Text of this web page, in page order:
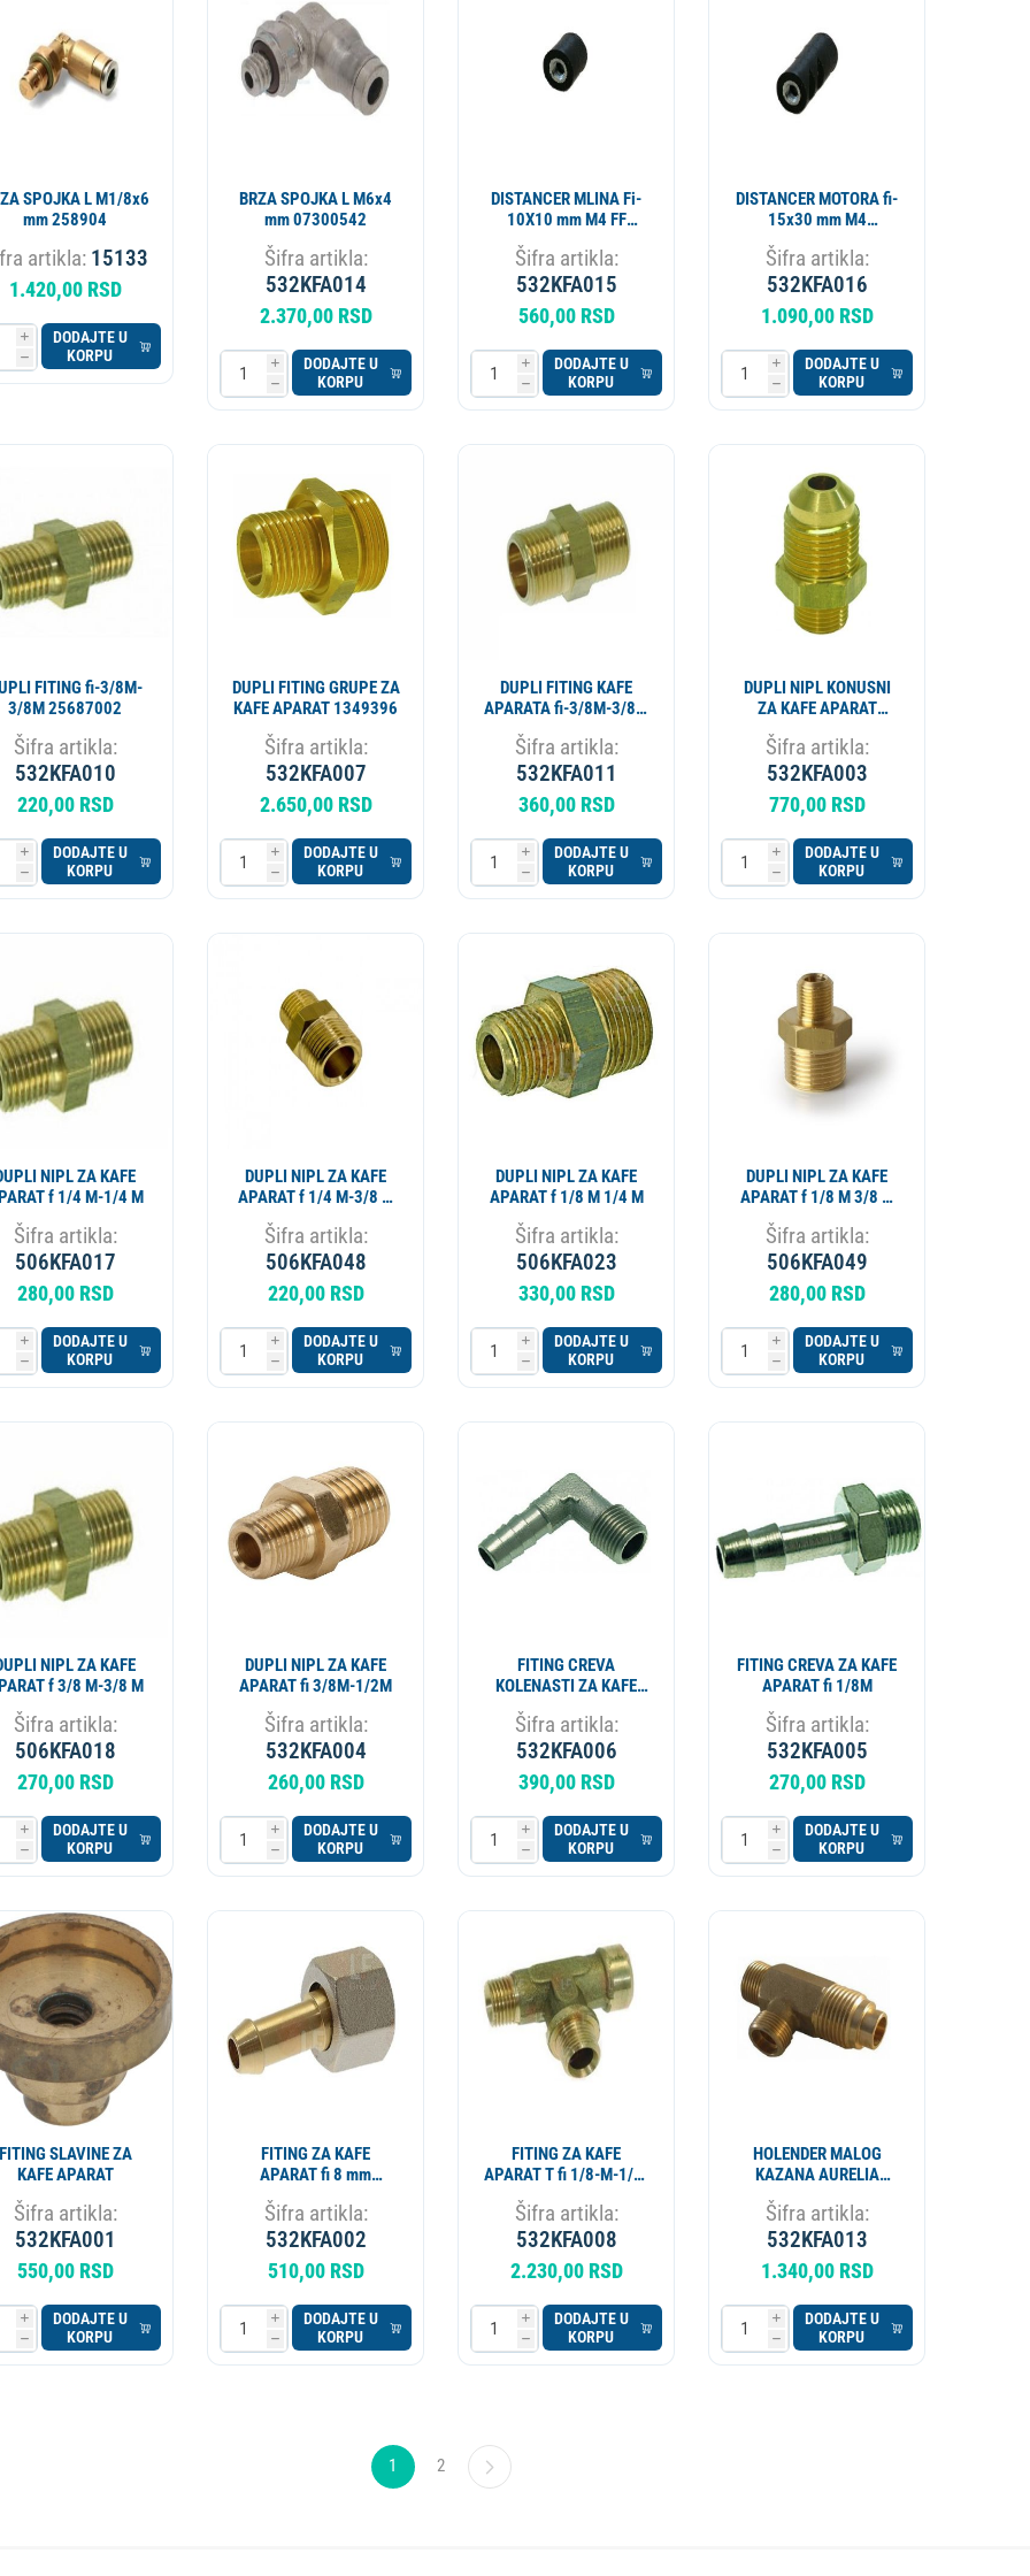
MIKROTALASNA
PLINSKI UREDJAJ
MLIN ZA KAFU
SPOJKA L M1/8x6
mm 258904
artikla: 15133
1.420,00 RSD
i
h
DODAJTE U
KORPU
BRZA SPOJKA L M6x4
mm 07300542
Šifra artikla:
532KFA014
2.370,00 RSD
i
h
DODAJTE U
KORPU
DISTANCER MLINA Fi-
10X10 mm M4 FF
Šifra artikla:
532KFA015
560,00 RSD
i
h
DODAJTE U
KORPU
DISTANCER MOTORA fi-
15x30 mm M4
Šifra artikla:
532KFA016
1.090,00 RSD
i
h
DODAJTE U
KORPU
FITING fi-3/8M-
3/8M 25687002
Šifra artikla:
532KFA010
220,00 RSD
i
h
DODAJTE U
KORPU
DUPLI FITING GRUPE ZA
KAFE APARAT 1349396
Šifra artikla:
532KFA007
2.650,00 RSD
i
h
DODAJTE U
KORPU
DUPLI FITING KAFE
APARATA fi-3/8M-3/8M
Šifra artikla:
532KFA011
360,00 RSD
i
h
DODAJTE U
KORPU
DUPLI NIPL KONUSNI
ZA KAFE APARAT
Šifra artikla:
532KFA003
770,00 RSD
i
h
DODAJTE U
KORPU
NIPL ZA KAFE
APARAT f 1/4 M-1/4 M
Šifra artikla:
506KFA017
280,00 RSD
i
h
DODAJTE U
KORPU
DUPLI NIPL ZA KAFE
APARAT f 1/4 M-3/8 M
Šifra artikla:
506KFA048
220,00 RSD
i
h
DODAJTE U
KORPU
DUPLI NIPL ZA KAFE
APARAT f 1/8 M 1/4 M
Šifra artikla:
506KFA023
330,00 RSD
i
h
DODAJTE U
KORPU
DUPLI NIPL ZA KAFE
APARAT f 1/8 M 3/8 M
Šifra artikla:
506KFA049
280,00 RSD
i
h
DODAJTE U
KORPU
NIPL ZA KAFE
APARAT f 3/8 M-3/8 M
Šifra artikla:
506KFA018
270,00 RSD
i
h
DODAJTE U
KORPU
DUPLI NIPL ZA KAFE
APARAT fi 3/8M-1/2M
Šifra artikla:
532KFA004
260,00 RSD
i
h
DODAJTE U
KORPU
FITING CREVA
KOLENASTI ZA KAFE
APARAT fi1/8 M6
Šifra artikla:
532KFA006
390,00 RSD
i
h
DODAJTE U
KORPU
FITING CREVA ZA KAFE
APARAT fi 1/8M
Šifra artikla:
532KFA005
270,00 RSD
i
h
DODAJTE U
KORPU
FITING SLAVINE ZA
KAFE APARAT
Šifra artikla:
532KFA001
550,00 RSD
i
h
DODAJTE U
KORPU
FITING ZA KAFE
APARAT fi 8 mm
Šifra artikla:
532KFA002
510,00 RSD
i
h
DODAJTE U
KORPU
FITING ZA KAFE
APARAT T fi 1/8-M-1/8-
Šifra artikla:
532KFA008
2.230,00 RSD
i
h
DODAJTE U
KORPU
HOLENDER MALOG
KAZANA AURELIA
0730021310
Šifra artikla:
532KFA013
1.340,00 RSD
i
h
DODAJTE U
KORPU
1 2